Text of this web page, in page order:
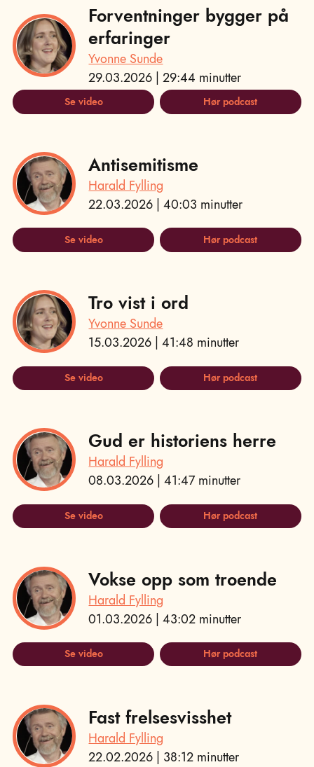
Forventninger bygger på
erfaringer
Yvonne Sunde
29.03.2026 | 29:44 minutter
Se video Hør podcast
Antisemitisme
Harald Fylling
22.03.2026 | 40:03 minutter
Se video Hør podcast
Tro vist i ord
Yvonne Sunde
15.03.2026 | 41:48 minutter
Se video Hør podcast
Gud er historiens herre
Harald Fylling
08.03.2026 | 41:47 minutter
Se video Hør podcast
Vokse opp som troende
Harald Fylling
01.03.2026 | 43:02 minutter
Se video Hør podcast
Fast frelsesvisshet
Harald Fylling
22.02.2026 | 38:12 minutter